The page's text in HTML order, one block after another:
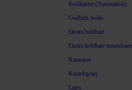
Boldkaster (Automatisk)
Godbids bolde
Ekstra holdbart
Ekstra holdbare
Kastearm
Kastelegetøj
Latex